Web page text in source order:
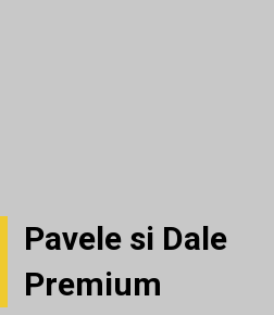
Pavele si Dale
Premium